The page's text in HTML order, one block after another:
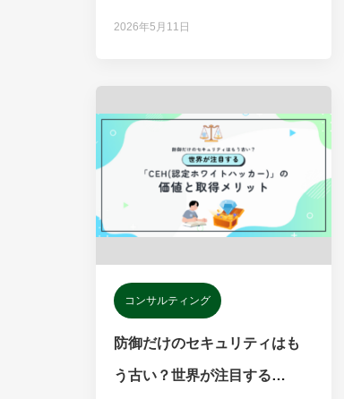
2026年5月11日
コンサルティング
防御だけのセキュリティはも
う古い？世界が注目する